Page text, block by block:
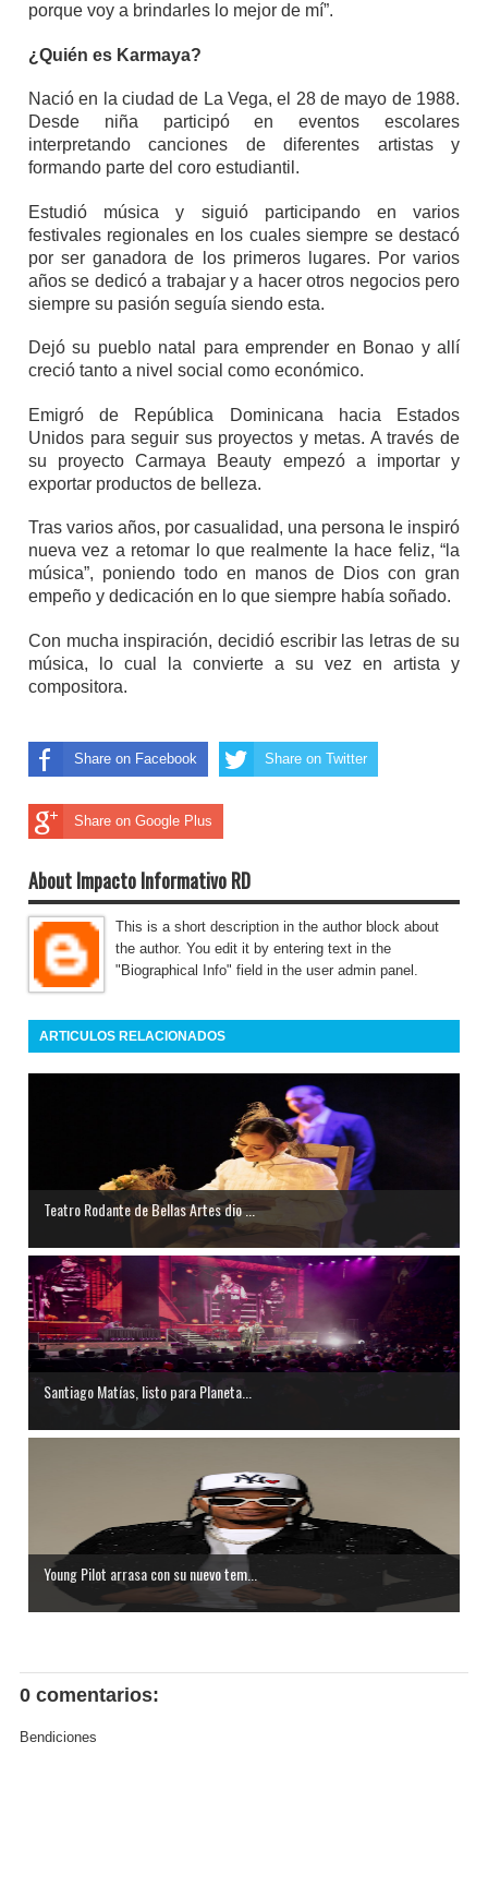
porque voy a brindarles lo mejor de mí”.
¿Quién es Karmaya?
Nació en la ciudad de La Vega, el 28 de mayo de 1988.
Desde niña participó en eventos escolares
interpretando canciones de diferentes artistas y
formando parte del coro estudiantil.
Estudió música y siguió participando en varios
festivales regionales en los cuales siempre se destacó
por ser ganadora de los primeros lugares. Por varios
años se dedicó a trabajar y a hacer otros negocios pero
siempre su pasión seguía siendo esta.
Dejó su pueblo natal para emprender en Bonao y allí
creció tanto a nivel social como económico.
Emigró de República Dominicana hacia Estados
Unidos para seguir sus proyectos y metas. A través de
su proyecto Carmaya Beauty empezó a importar y
exportar productos de belleza.
Tras varios años, por casualidad, una persona le inspiró
nueva vez a retomar lo que realmente la hace feliz, “la
música”, poniendo todo en manos de Dios con gran
empeño y dedicación en lo que siempre había soñado.
Con mucha inspiración, decidió escribir las letras de su
música, lo cual la convierte a su vez en artista y
compositora.
Share on Facebook Share on Twitter
Share on Google Plus
About Impacto Informativo RD
This is a short description in the author block about
the author. You edit it by entering text in the
"Biographical Info" field in the user admin panel.
ARTICULOS RELACIONADOS
Teatro Rodante de Bellas Artes dio ...
Santiago Matías, listo para Planeta...
Young Pilot arrasa con su nuevo tem...
0 comentarios:
Bendiciones